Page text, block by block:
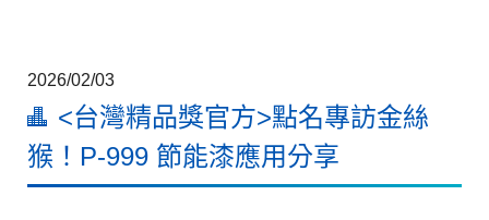
2026/02/03
<台灣精品獎官方>點名專訪金絲
猴！P-999 節能漆應用分享